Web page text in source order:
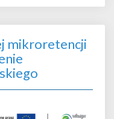
mikroretencji